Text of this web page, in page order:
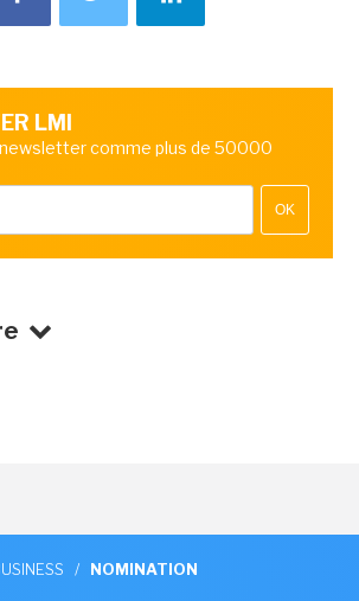
LMI
comme plus de 50000
OK
/ NOMINATION